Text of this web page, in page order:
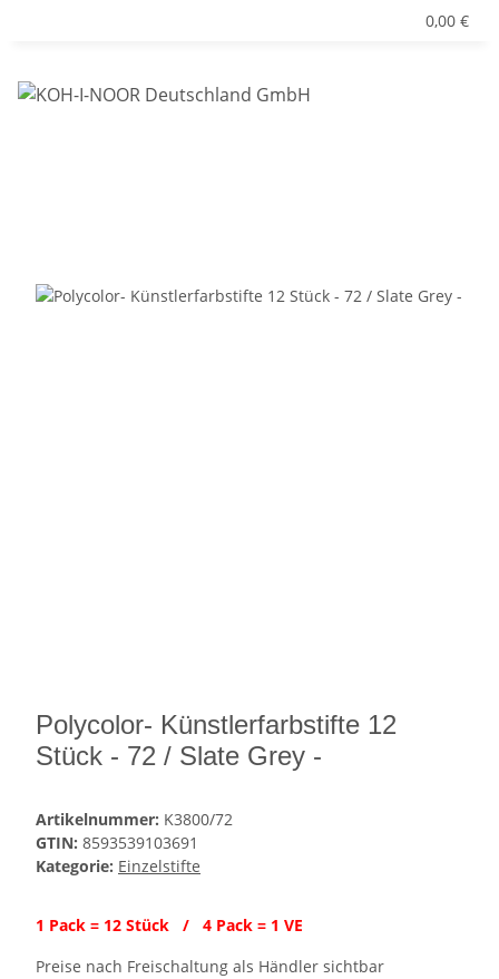
0,00 €
Polycolor- Künstlerfarbstifte 12
Stück - 72 / Slate Grey -
Artikelnummer: K3800/72
GTIN: 8593539103691
Kategorie: Einzelstifte
1 Pack = 12 Stück / 4 Pack = 1 VE
Preise nach Freischaltung als Händler sichtbar